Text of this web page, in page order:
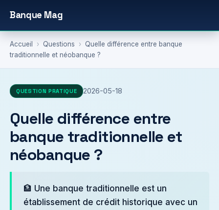
Banque Mag
Accueil › Questions › Quelle différence entre banque
traditionnelle et néobanque ?
QUESTION PRATIQUE 2026-05-18
Quelle différence entre
banque traditionnelle et
néobanque ?
🏦 Une banque traditionnelle est un
établissement de crédit historique avec un